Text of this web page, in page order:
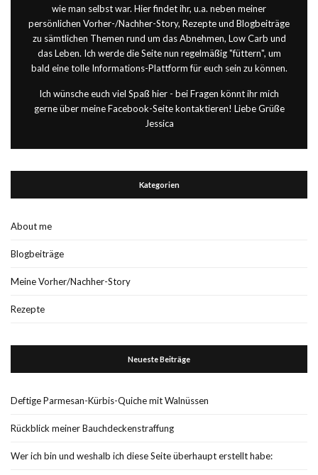
wie man selbst war. Hier findet ihr, u.a. neben meiner
persönlichen Vorher-/Nachher-Story, Rezepte und Blogbeiträge
zu sämtlichen Themen rund um das Abnehmen, Low Carb und
das Leben. Ich werde die Seite nun regelmäßig "füttern", um
bald eine tolle Informations-Plattform für euch sein zu können.
Ich wünsche euch viel Spaß hier - bei Fragen könnt ihr mich
gerne über meine Facebook-Seite kontaktieren! Liebe Grüße
Jessica
Kategorien
About me
Blogbeiträge
Meine Vorher/Nachher-Story
Rezepte
Neueste Beiträge
Deftige Parmesan-Kürbis-Quiche mit Walnüssen
Rückblick meiner Bauchdeckenstraffung
Wer ich bin und weshalb ich diese Seite überhaupt erstellt habe: